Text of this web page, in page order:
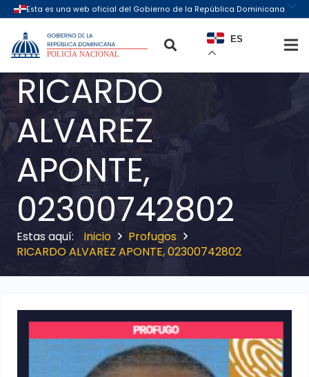
ES
RICARDO
ALVAREZ
APONTE,
02300742802
Inicio
Profugos
RICARDO ALVAREZ APONTE, 02300742802